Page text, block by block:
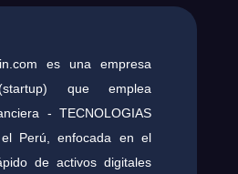
es una empresa
que emplea
- TECNOLOGIAS
Perú, enfocada en el
de activos digitales